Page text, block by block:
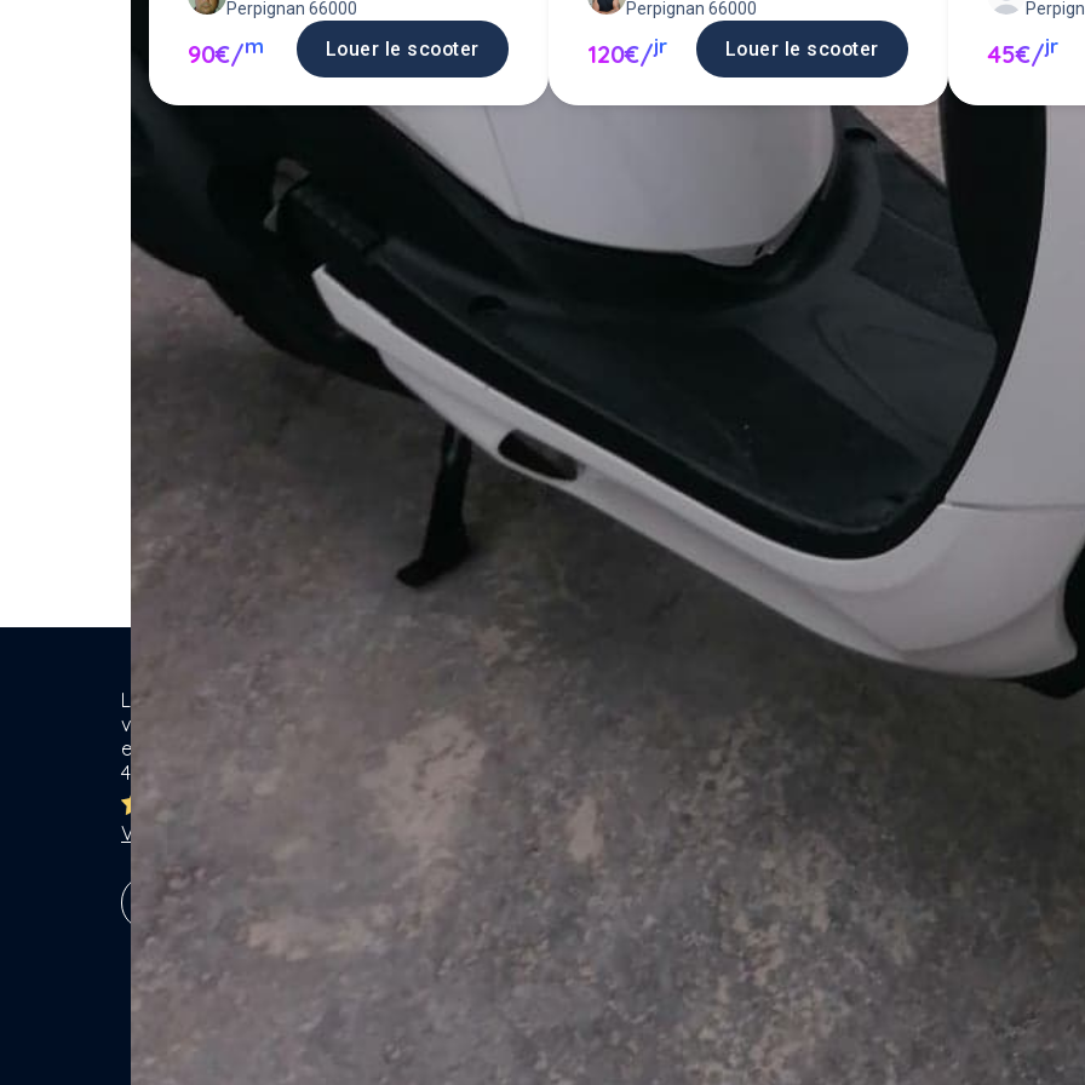
Perpignan 66000
90€/m Louer le scooter
Perpignan 66000
120€/jr Louer le scooter 45€/jr
Louer un scooter entre particuliers ou
scooter en location.
Location de matériel & Services entre
voisins. Voisiner, s'entraider... gagner
ensemble ! Particuliers & Professionnels.
4,8/5
Voir les 7762 avis
S'inscrire !
Catégories
Location
Bricoleur
Garde d'animaux
Véhicules
Économie collaborative
Copyright - Kiwiiz.fr